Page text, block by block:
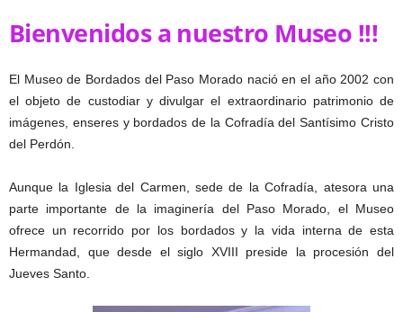
Bienvenidos a nuestro Museo !!!
El Museo de Bordados del Paso Morado nació en el año 2002 con
el objeto de custodiar y divulgar el extraordinario patrimonio de
imágenes, enseres y bordados de la Cofradía del Santísimo Cristo
del Perdón.
Aunque la Iglesia del Carmen, sede de la Cofradía, atesora una
parte importante de la imaginería del Paso Morado, el Museo
ofrece un recorrido por los bordados y la vida interna de esta
Hermandad, que desde el siglo XVIII preside la procesión del
Jueves Santo.